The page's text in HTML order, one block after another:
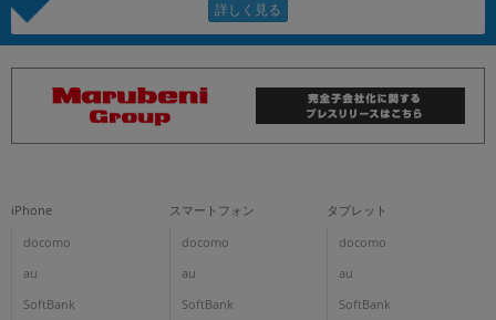
iPhone
docomo
au
SoftBank
スマートフォン
docomo
au
SoftBank
タブレット
docomo
au
SoftBank